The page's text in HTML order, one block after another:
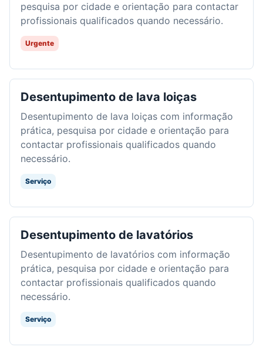
pesquisa por cidade e orientação para contactar
profissionais qualificados quando necessário.
Urgente
Desentupimento de lava loiças
Desentupimento de lava loiças com informação
prática, pesquisa por cidade e orientação para
contactar profissionais qualificados quando
necessário.
Serviço
Desentupimento de lavatórios
Desentupimento de lavatórios com informação
prática, pesquisa por cidade e orientação para
contactar profissionais qualificados quando
necessário.
Serviço